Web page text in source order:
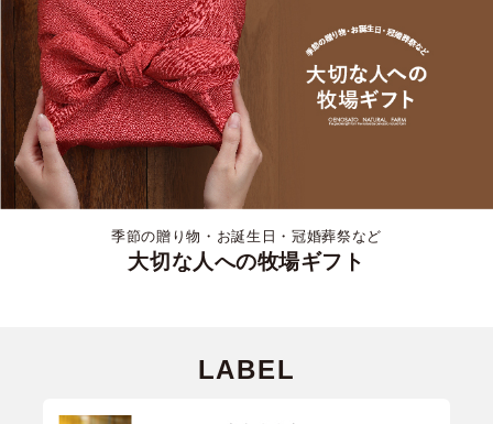
季節の贈り物・お誕生日・冠婚葬祭など
大切な人への牧場ギフト
LABEL